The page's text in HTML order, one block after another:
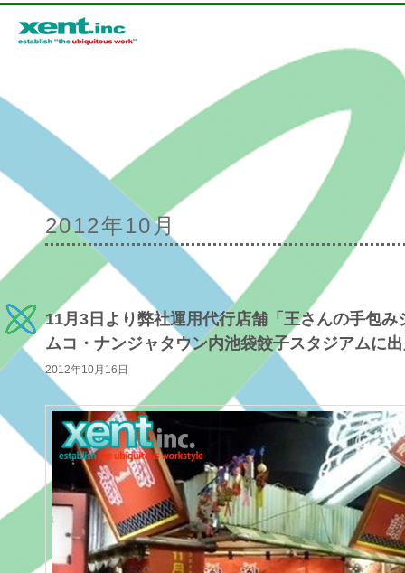
メインメニュー
メインコンテンツへ移動
サブコンテンツへ移動
2012年10月
11月3日より弊社運用代行店舗「王さんの手包
ムコ・ナンジャタウン内池袋餃子スタジアムに
2012年10月16日